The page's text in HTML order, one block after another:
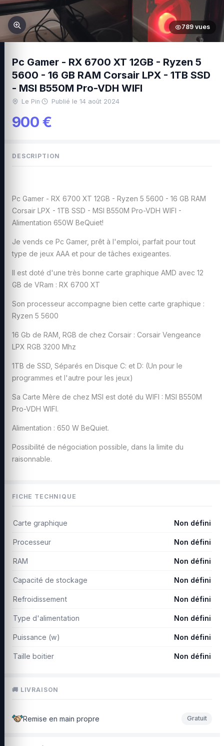
789 vues
DESCRIPTION
Pc Gamer - RX 6700 XT 12GB - Ryzen 5 5600 - 16 GB RAM
Corsair LPX - 1TB SSD - MSI B550M Pro-VDH WIFI -
Alimentation 650W BeQuiet!
Je vends ce Pc Gamer, prêt à l'emploi, parfait pour tout
type de jeux AAA et pour de tâches exigeantes.
Il est doté d'une très bonne carte graphique AMD avec 12
GB de VRam : RX 6700 XT
Son processeur accompagne bien cette carte graphique :
Ryzen 5 5600
16 Gb de RAM, RGB de chez Corsair : Corsair Vengeance
LPX RGB 3200 Mhz
1TB de SSD, Séparés en Disque C: et D: (Un pour le
programmes et l'autre pour les jeux)
Sa Carte Mère de chez MSI est doté du WIFI : MSI B550M
Pro-VDH WIFI.
Alimentation : 650 W BeQuiet.
Possibilité de négociation possible, dans la limite du
raisonnable.
Pc Gamer - RX 6700 XT 12GB - Ryzen 5
5600 - 16 GB RAM Corsair LPX - 1TB SSD
- MSI B550M Pro-VDH WIFI
Le Pin· Publié le 14 août 2024
900 €
FICHE TECHNIQUE
Carte graphique Non défini
Processeur Non défini
RAM Non défini
Capacité de stockage Non défini
Refroidissement Non défini
Type d'alimentation Non défini
Puissance (w) Non défini
Taille boitier Non défini
🚚 LIVRAISON
Remise en main propre Gratuit